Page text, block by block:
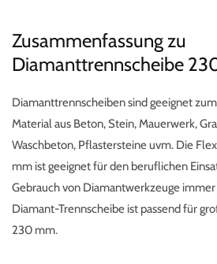
Zusammenfassung zu
Diamanttrennscheibe
Diamanttrennscheiben sind geeignet
Material aus Beton, Stein, Mauerwerk,
Waschbeton, Pflastersteine uvm. Die
mm ist geeignet für den beruflichen
Gebrauch von Diamantwerkzeuge
Diamant-Trennscheibe ist passend für
230 mm.